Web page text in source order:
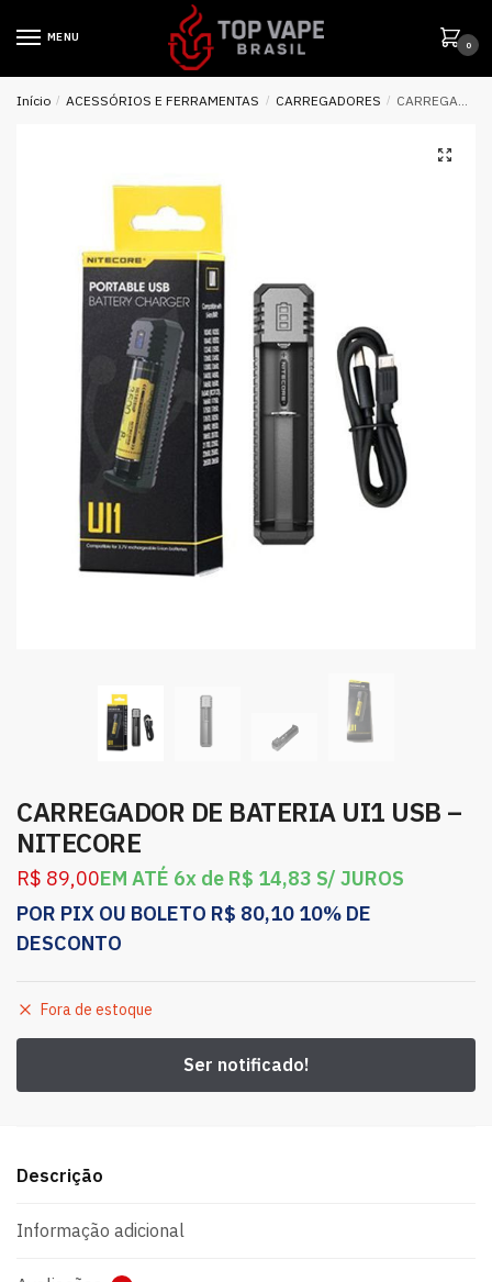
MENU
0
Início / ACESSÓRIOS E FERRAMENTAS / CARREGADORES / CARREGADOR DE BATERIA UI1 USB – NITECORE
CARREGADOR DE BATERIA UI1 USB –
NITECORE
R$ 89,00EM ATÉ 6x de R$ 14,83 S/ JUROS
POR PIX OU BOLETO R$ 80,10 10% DE
DESCONTO
Fora de estoque
Descrição
Informação adicional